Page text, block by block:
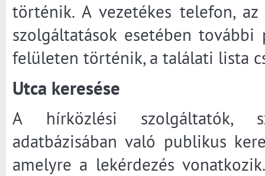
történik. A vezetékes telefon,
szolgáltatások esetében
felületen történik, a találati lista
Utca keresése
A hírközlési szolgáltatók,
adatbázisában való publikus
amelyre a lekérdezés